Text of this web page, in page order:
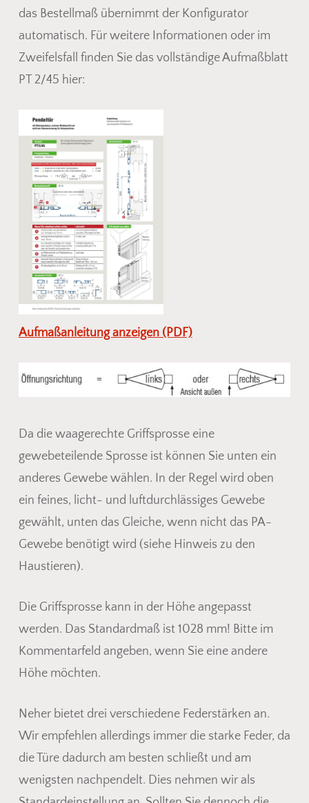
das Bestellmaß übernimmt der Konfigurator
automatisch. Für weitere Informationen oder im
Zweifelsfall finden Sie das vollständige Aufmaßblatt
PT 2/45 hier:
Aufmaßanleitung anzeigen (PDF)
Da die waagerechte Griffsprosse eine
gewebeteilende Sprosse ist können Sie unten ein
anderes Gewebe wählen. In der Regel wird oben
ein feines, licht- und luftdurchlässiges Gewebe
gewählt, unten das Gleiche, wenn nicht das PA-
Gewebe benötigt wird (siehe Hinweis zu den
Haustieren).
Die Griffsprosse kann in der Höhe angepasst
werden. Das Standardmaß ist 1028 mm! Bitte im
Kommentarfeld angeben, wenn Sie eine andere
Höhe möchten.
Neher bietet drei verschiedene Federstärken an.
Wir empfehlen allerdings immer die starke Feder, da
die Türe dadurch am besten schließt und am
wenigsten nachpendelt. Dies nehmen wir als